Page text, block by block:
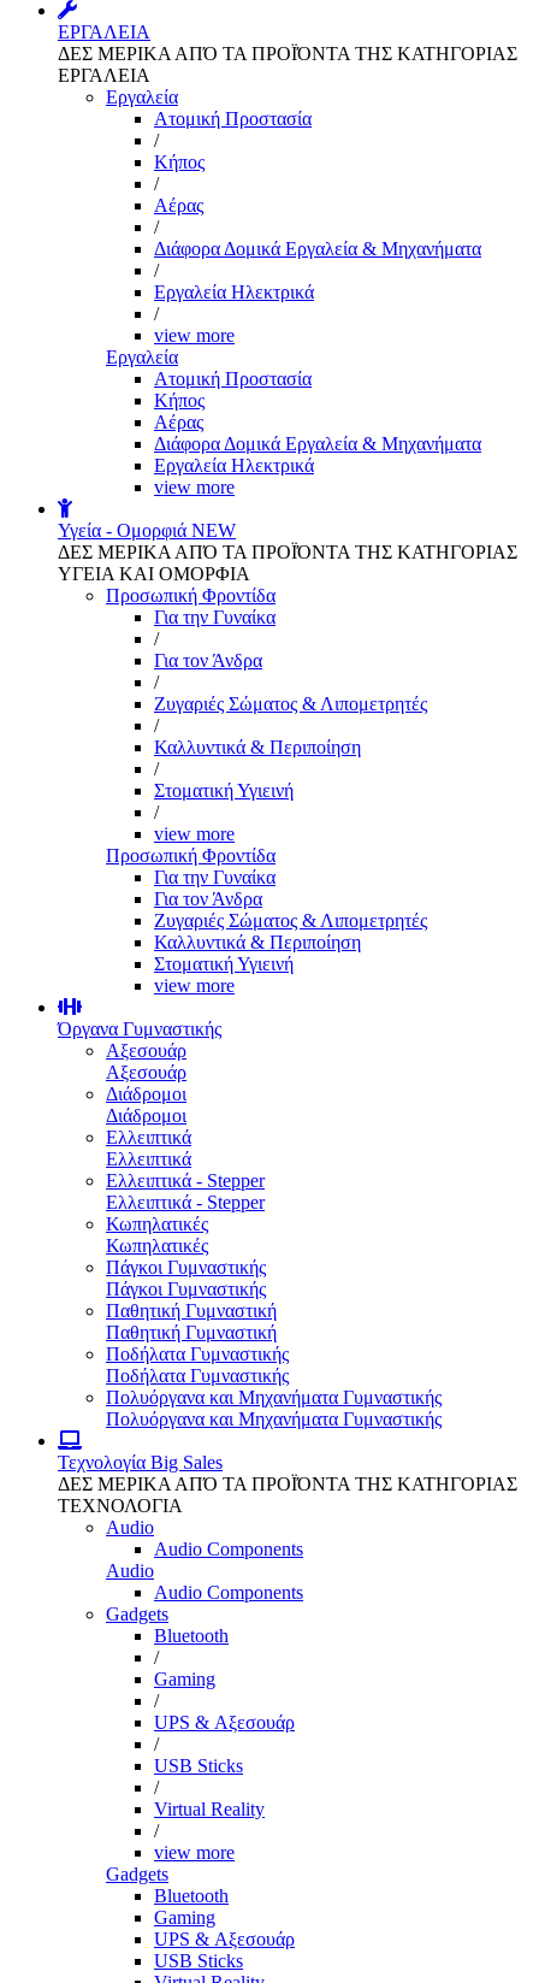
ΕΡΓΑΛΕΙΑ
ΔΕΣ ΜΕΡΙΚΑ ΑΠΌ ΤΑ ΠΡΟΪΌΝΤΑ ΤΗΣ ΚΑΤΗΓΟΡΙΑΣ
ΕΡΓΑΛΕΙΑ
Εργαλεία
Aτομική Προστασία
/
Kήπος
/
Αέρας
/
Διάφορα Δομικά Εργαλεία & Μηχανήματα
/
Εργαλεία Ηλεκτρικά
/
view more
Εργαλεία
Aτομική Προστασία
Kήπος
Αέρας
Διάφορα Δομικά Εργαλεία & Μηχανήματα
Εργαλεία Ηλεκτρικά
view more
Υγεία - Ομορφιά NEW
ΔΕΣ ΜΕΡΙΚΑ ΑΠΌ ΤΑ ΠΡΟΪΌΝΤΑ ΤΗΣ ΚΑΤΗΓΟΡΙΑΣ
ΥΓΕΙΑ ΚΑΙ ΟΜΟΡΦΙΑ
Προσωπική Φροντίδα
Για την Γυναίκα
/
Για τον Άνδρα
/
Ζυγαριές Σώματος & Λιπομετρητές
/
Καλλυντικά & Περιποίηση
/
Στοματική Υγιεινή
/
view more
Προσωπική Φροντίδα
Για την Γυναίκα
Για τον Άνδρα
Ζυγαριές Σώματος & Λιπομετρητές
Καλλυντικά & Περιποίηση
Στοματική Υγιεινή
view more
Όργανα Γυμναστικής
Αξεσουάρ
Αξεσουάρ
Διάδρομοι
Διάδρομοι
Ελλειπτικά
Ελλειπτικά
Ελλειπτικά - Stepper
Ελλειπτικά - Stepper
Κωπηλατικές
Κωπηλατικές
Πάγκοι Γυμναστικής
Πάγκοι Γυμναστικής
Παθητική Γυμναστική
Παθητική Γυμναστική
Ποδήλατα Γυμναστικής
Ποδήλατα Γυμναστικής
Πολυόργανα και Μηχανήματα Γυμναστικής
Πολυόργανα και Μηχανήματα Γυμναστικής
Τεχνολογία Big Sales
ΔΕΣ ΜΕΡΙΚΑ ΑΠΌ ΤΑ ΠΡΟΪΌΝΤΑ ΤΗΣ ΚΑΤΗΓΟΡΙΑΣ
ΤΕΧΝΟΛΟΓΙΑ
Audio
Audio Components
Audio
Audio Components
Gadgets
Bluetooth
/
Gaming
/
UPS & Αξεσουάρ
/
USB Sticks
/
Virtual Reality
/
view more
Gadgets
Bluetooth
Gaming
UPS & Αξεσουάρ
USB Sticks